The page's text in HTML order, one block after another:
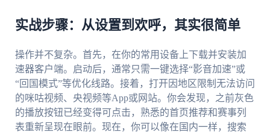
实战步骤：从设置到欢呼，其实很简单
操作并不复杂。首先，在你的常用设备上下载并安装加
速器客户端。启动后，通常只需一键选择“影音加速”或
“回国模式”等优化线路。接着，打开因地区限制无法访问
的咪咕视频、央视频等App或网站。你会发现，之前灰色
的播放按钮已经变得可点击，熟悉的首页推荐和赛事列
表重新呈现在眼前。现在，你可以像在国内一样，搜索